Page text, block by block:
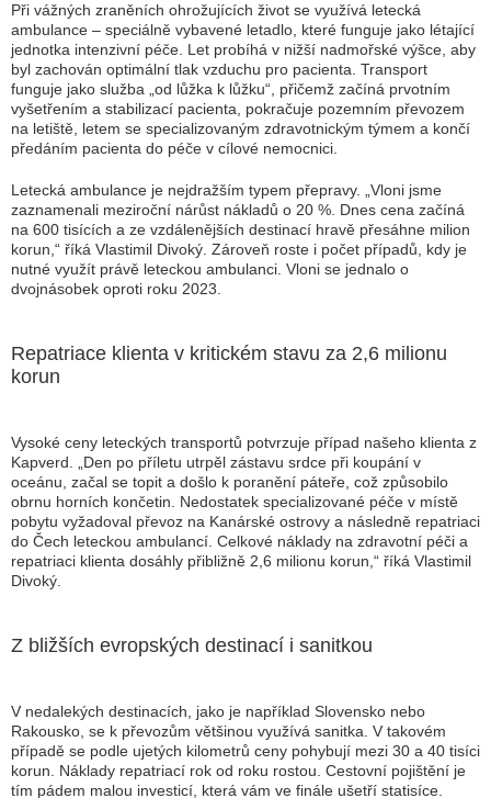
Při vážných zraněních ohrožujících život se využívá letecká
ambulance – speciálně vybavené letadlo, které funguje jako létající
jednotka intenzivní péče. Let probíhá v nižší nadmořské výšce, aby
byl zachován optimální tlak vzduchu pro pacienta. Transport
funguje jako služba „od lůžka k lůžku“, přičemž začíná prvotním
vyšetřením a stabilizací pacienta, pokračuje pozemním převozem
na letiště, letem se specializovaným zdravotnickým týmem a končí
předáním pacienta do péče v cílové nemocnici.
Letecká ambulance je nejdražším typem přepravy. „Vloni jsme
zaznamenali meziroční nárůst nákladů o 20 %. Dnes cena začíná
na 600 tisících a ze vzdálenějších destinací hravě přesáhne milion
korun,“ říká Vlastimil Divoký. Zároveň roste i počet případů, kdy je
nutné využít právě leteckou ambulanci. Vloni se jednalo o
dvojnásobek oproti roku 2023.
Repatriace klienta v kritickém stavu za 2,6 milionu
korun
Vysoké ceny leteckých transportů potvrzuje případ našeho klienta z
Kapverd. „Den po příletu utrpěl zástavu srdce při koupání v
oceánu, začal se topit a došlo k poranění páteře, což způsobilo
obrnu horních končetin. Nedostatek specializované péče v místě
pobytu vyžadoval převoz na Kanárské ostrovy a následně repatriaci
do Čech leteckou ambulancí. Celkové náklady na zdravotní péči a
repatriaci klienta dosáhly přibližně 2,6 milionu korun,“ říká Vlastimil
Divoký.
Z bližších evropských destinací i sanitkou
V nedalekých destinacích, jako je například Slovensko nebo
Rakousko, se k převozům většinou využívá sanitka. V takovém
případě se podle ujetých kilometrů ceny pohybují mezi 30 a 40 tisíci
korun. Náklady repatriací rok od roku rostou. Cestovní pojištění je
tím pádem malou investicí, která vám ve finále ušetří statisíce.